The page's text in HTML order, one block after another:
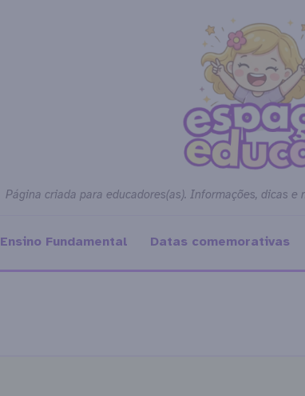
Página criada para educadores(as). Informações, dicas
Ensino Fundamental Datas comemorativas